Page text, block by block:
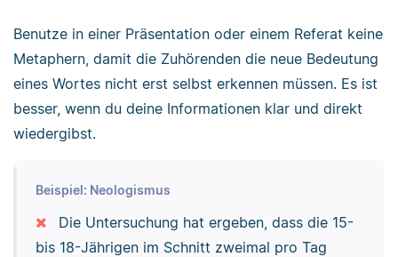
Benutze in einer Präsentation oder einem Referat keine
Metaphern, damit die Zuhörenden die neue Bedeutung
eines Wortes nicht erst selbst erkennen müssen. Es ist
besser, wenn du deine Informationen klar und direkt
wiedergibst.
Beispiel: Neologismus
Die Untersuchung hat ergeben, dass die 15-
bis 18-Jährigen im Schnitt zweimal pro Tag